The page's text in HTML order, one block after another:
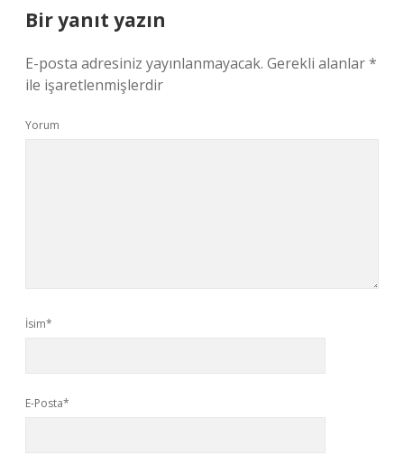
Bir yanıt yazın
E-posta adresiniz yayınlanmayacak. Gerekli alanlar*
ile işaretlenmişlerdir
Yorum
İsim*
E-Posta*